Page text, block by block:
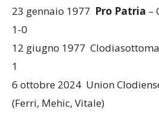
23 gennaio 1977 Pro Patria –
1-0
12 giugno 1977
1
6 ottobre 2024 Union
(Ferri, Mehic, Vitale)